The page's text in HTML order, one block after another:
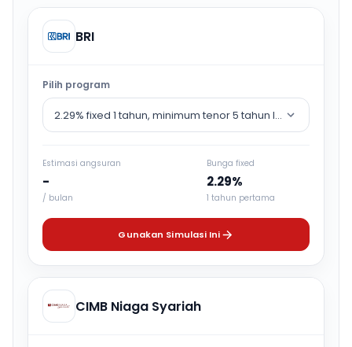
BRI
Pilih program
2.29% fixed 1 tahun, minimum tenor 5 tahun lalu counter
Estimasi angsuran
-
/ bulan
Bunga fixed
2.29%
1 tahun pertama
Gunakan Simulasi Ini
CIMB Niaga Syariah